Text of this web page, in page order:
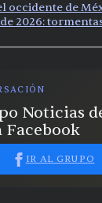
occidente de
2026:
Noticias
IR AL GRUPO